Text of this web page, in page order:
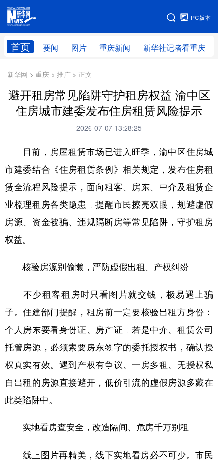
PC版本
首页 要闻 图片 重庆新闻 新华社记者看重庆
网站地图
新华网 > 重庆 > 推广 > 正文
避开租房常见陷阱守护租房权益 渝中区
住房城市建委发布住房租赁风险提示
2026-07-07 13:28:25
目前，房屋租赁市场已进入旺季，渝中区住房城
市建委结合《住房租赁条例》相关规定，发布住房租
赁全流程风险提示，面向租客、房东、中介及租赁企
业梳理租房各类隐患，提醒市民擦亮双眼，规避虚假
房源、资金被骗、违规隔断房等常见陷阱，守护租房
权益。
核验房源别偷懒，严防虚假出租、产权纠纷
不少租客租房时只看图片就交钱，极易遇上骗
子。住建部门提醒，租房前一定要核验出租方身份：
个人房东要看身份证、房产证；若是中介、租赁公司
托管房源，必须索要房东签字的委托授权书，确认授
权真实有效。遇到产权有争议、一房多租、无授权私
自出租的房源直接避开，低价引流的虚假房源多藏在
此类陷阱中。
实地看房查安全，改造隔间、危房千万别租
线上图片再精美，线下实地看房必不可少。市民